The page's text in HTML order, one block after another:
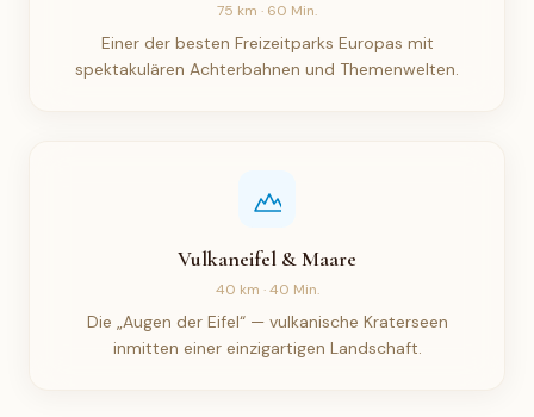
75 km · 60 Min.
Einer der besten Freizeitparks Europas mit
spektakulären Achterbahnen und Themenwelten.
Vulkaneifel & Maare
40 km · 40 Min.
Die „Augen der Eifel“ — vulkanische Kraterseen
inmitten einer einzigartigen Landschaft.